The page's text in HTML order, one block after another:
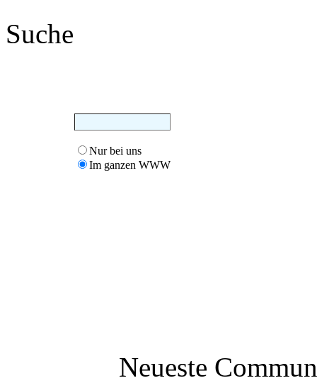
Suche
Nur bei uns
Im ganzen WWW
Neueste